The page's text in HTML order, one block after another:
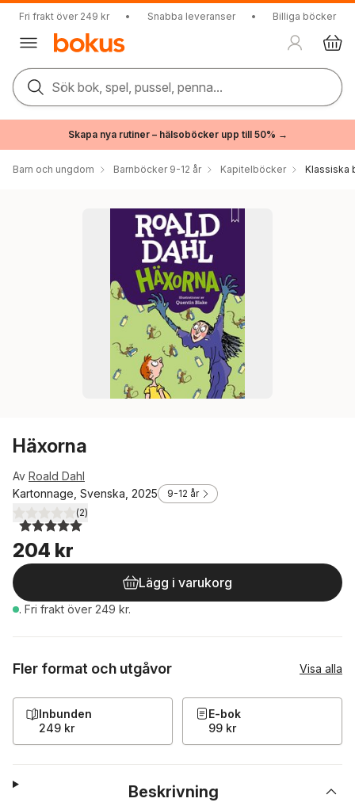
Fri frakt över 249 kr • Snabba leveranser • Billiga böcker
Sök bok, spel, pussel, penna...
Skapa nya rutiner – hälsoböcker upp till 50% →
Barn och ungdom Barnböcker 9-12 år Kapitelböcker Klassiska
Häxorna
Av Roald Dahl
Kartonnage, Svenska, 2025
9-12 år
5,0utav 5 stjärnor. Totalt antal röster:
(2)
204 kr
Lägg i varukorg
. Fri frakt över 249 kr.
Fler format och utgåvor Visa alla
Inbunden
249 kr
E-bok
99 kr
Beskrivning